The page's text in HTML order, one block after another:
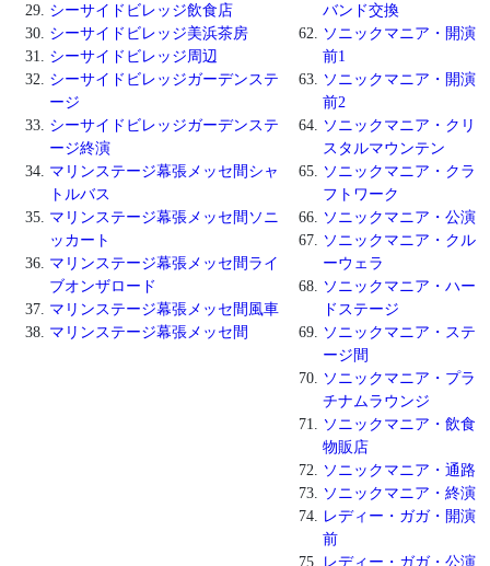
シーサイドビレッジ飲食店
シーサイドビレッジ美浜茶房
シーサイドビレッジ周辺
シーサイドビレッジガーデンステ
ージ
シーサイドビレッジガーデンステ
ージ終演
マリンステージ幕張メッセ間シャ
トルバス
マリンステージ幕張メッセ間ソニ
ッカート
マリンステージ幕張メッセ間ライ
ブオンザロード
マリンステージ幕張メッセ間風車
マリンステージ幕張メッセ間
バンド交換
ソニックマニア・開演
前1
ソニックマニア・開演
前2
ソニックマニア・クリ
スタルマウンテン
ソニックマニア・クラ
フトワーク
ソニックマニア・公演
ソニックマニア・クル
ーウェラ
ソニックマニア・ハー
ドステージ
ソニックマニア・ステ
ージ間
ソニックマニア・プラ
チナムラウンジ
ソニックマニア・飲食
物販店
ソニックマニア・通路
ソニックマニア・終演
レディー・ガガ・開演
前
レディー・ガガ・公演